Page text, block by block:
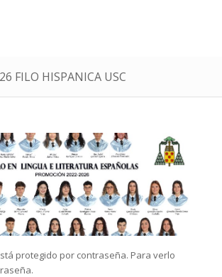
FILO HISPANICA USC
protegido por contraseña. Para verlo